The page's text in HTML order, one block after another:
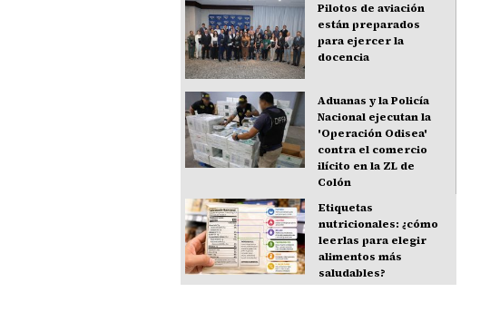
Pilotos de aviación
están preparados
para ejercer la
docencia
Aduanas y la Policía
Nacional ejecutan la
'Operación Odisea'
contra el comercio
ilícito en la ZL de
Colón
Etiquetas
nutricionales: ¿cómo
leerlas para elegir
alimentos más
saludables?